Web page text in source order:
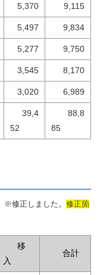
5,370 9,115
5,497 9,834
5,277 9,750
3,545 8,170
3,020 6,989
39,4
52
88,8
85
※修正しました。 修正箇
移
入
合計